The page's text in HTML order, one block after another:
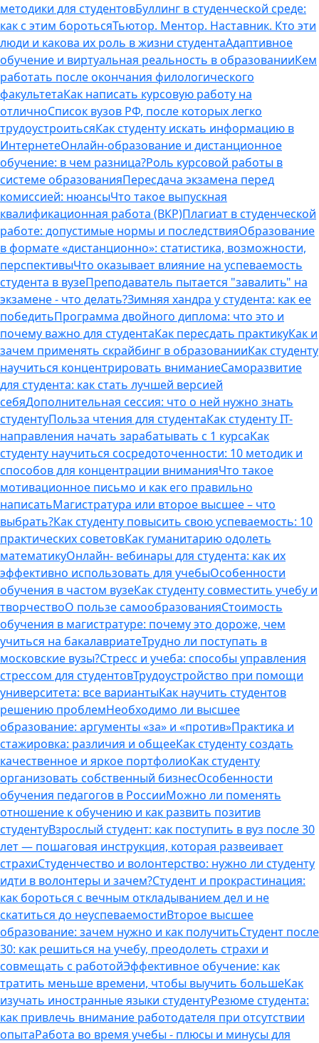
методики для студентовБуллинг в студенческой среде:
как с этим боротьсяТьютор. Ментор. Наставник. Кто эти
люди и какова их роль в жизни студентаАдаптивное
обучение и виртуальная реальность в образованииКем
работать после окончания филологического
факультетаКак написать курсовую работу на
отличноСписок вузов РФ, после которых легко
трудоустроитьсяКак студенту искать информацию в
ИнтернетеОнлайн-образование и дистанционное
обучение: в чем разница?Роль курсовой работы в
системе образованияПересдача экзамена перед
комиссией: нюансыЧто такое выпускная
квалификационная работа (ВКР)Плагиат в студенческой
работе: допустимые нормы и последствияОбразование
в формате «дистанционно»: статистика, возможности,
перспективыЧто оказывает влияние на успеваемость
студента в вузеПреподаватель пытается "завалить" на
экзамене - что делать?Зимняя хандра у студента: как ее
победитьПрограмма двойного диплома: что это и
почему важно для студентаКак пересдать практикуКак и
зачем применять скрайбинг в образованииКак студенту
научиться концентрировать вниманиеСаморазвитие
для студента: как стать лучшей версией
себяДополнительная сессия: что о ней нужно знать
студентуПольза чтения для студентаКак студенту IT-
направления начать зарабатывать с 1 курсаКак
студенту научиться сосредоточенности: 10 методик и
способов для концентрации вниманияЧто такое
мотивационное письмо и как его правильно
написатьМагистратура или второе высшее – что
выбрать?Как студенту повысить свою успеваемость: 10
практических советовКак гуманитарию одолеть
математикуОнлайн- вебинары для студента: как их
эффективно использовать для учебыОсобенности
обучения в частом вузеКак студенту совместить учебу и
творчествоО пользе самообразованияСтоимость
обучения в магистратуре: почему это дороже, чем
учиться на бакалавриатеТрудно ли поступать в
московские вузы?Стресс и учеба: способы управления
стрессом для студентовТрудоустройство при помощи
университета: все вариантыКак научить студентов
решению проблемНеобходимо ли высшее
образование: аргументы «за» и «против»Практика и
стажировка: различия и общееКак студенту создать
качественное и яркое портфолиоКак студенту
организовать собственный бизнесОсобенности
обучения педагогов в РоссииМожно ли поменять
отношение к обучению и как развить позитив
студентуВзрослый студент: как поступить в вуз после 30
лет — пошаговая инструкция, которая развеивает
страхиСтуденчество и волонтерство: нужно ли cтуденту
идти в волонтеры и зачем?Студент и прокрастинация:
как бороться с вечным откладыванием дел и не
скатиться до неуспеваемостиВторое высшее
образование: зачем нужно и как получитьСтудент после
30: как решиться на учебу, преодолеть страхи и
совмещать с работойЭффективное обучение: как
тратить меньше времени, чтобы выучить большеКак
изучать иностранные языки студентуРезюме студента:
как привлечь внимание работодателя при отсутствии
опытаРабота во время учебы - плюсы и минусы для